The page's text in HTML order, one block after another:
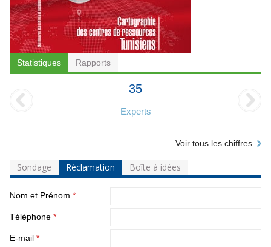
Statistiques Rapports
35
Experts
Voir tous les chiffres
Sondage Réclamation Boîte à idées
Nom et Prénom *
Téléphone *
E-mail *